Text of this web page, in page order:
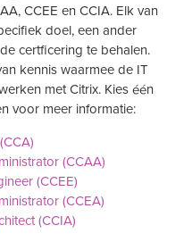
CCEE en CCIA. Elk van
doel, een ander
certficering te behalen.
kennis waarmee de IT
met Citrix. Kies één
voor meer informatie:
(CCAA)
(CCEE)
(CCEA)
(CCIA)